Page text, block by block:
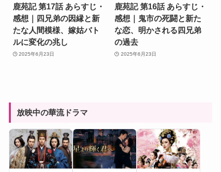
鹿苑記 第17話 あらすじ・
感想｜四兄弟の因縁と新
たな人間模様、嫁姑バト
ルに変化の兆し
2025年6月23日
鹿苑記 第16話 あらすじ・
感想｜鬼市の死闘と新た
な恋、明かされる四兄弟
の過去
2025年6月23日
放映中の華流ドラマ